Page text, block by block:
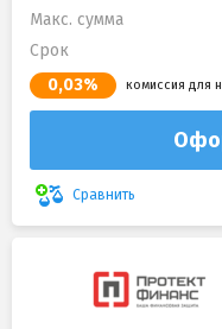
Макс. сумма
Срок
0,03% комиссия для
Сравнить